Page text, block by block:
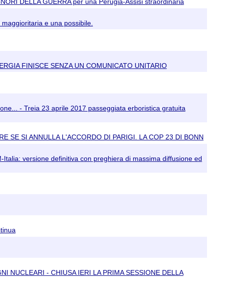
DELLA GUERRA per una Perugia-Assisi straordinaria
e una possibile.
FINISCE SENZA UN COMUNICATO UNITARIO
- Treia 23 aprile 2017 passeggiata erboristica gratuita
SE SI ANNULLA L'ACCORDO DI PARIGI. LA COP 23 DI BONN
versione definitiva con preghiera di massima diffusione ed
NUCLEARI - CHIUSA IERI LA PRIMA SESSIONE DELLA